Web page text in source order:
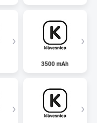
3500 mAh